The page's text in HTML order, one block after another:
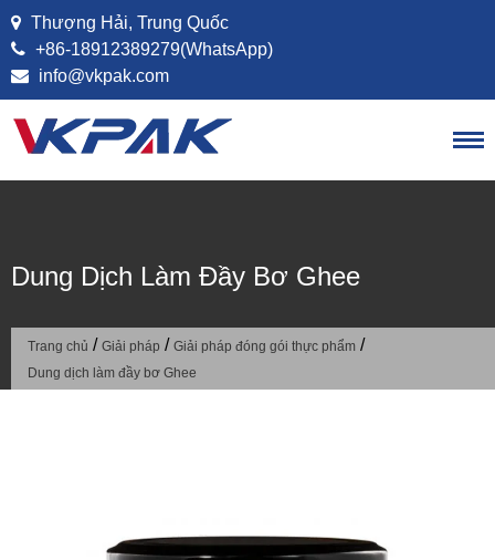
Bỏ qua nội dung
Thượng Hải, Trung Quốc
+86-18912389279(WhatsApp)
info@vkpak.com
Dung Dịch Làm Đầy Bơ Ghee
Trang chủ / Giải pháp / Giải pháp đóng gói thực phẩm /
Dung dịch làm đầy bơ Ghee